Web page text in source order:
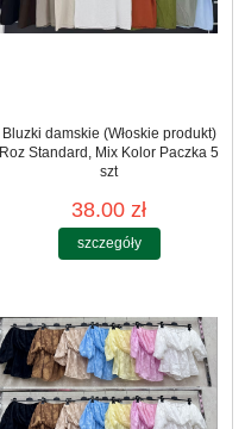
Bluzki damskie (Włoskie produkt)
Roz Standard, Mix Kolor Paczka 5
szt
38.00 zł
szczegóły